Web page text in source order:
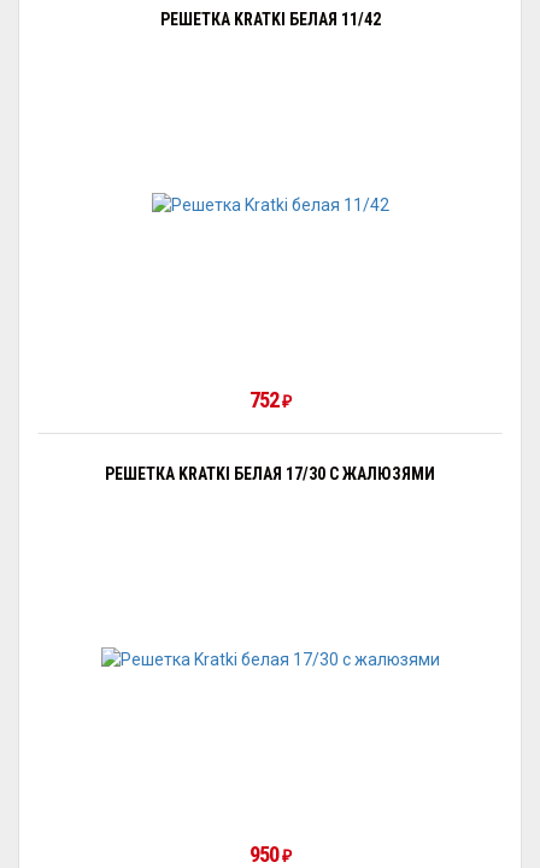
РЕШЕТКА KRATKI БЕЛАЯ 11/42
752₽
РЕШЕТКА KRATKI БЕЛАЯ 17/30 С ЖАЛЮЗЯМИ
950₽